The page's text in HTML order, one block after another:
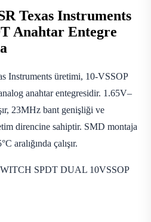
Texas Instruments
Anahtar Entegre
Instruments üretimi, 10-VSSOP
anahtar entegresidir. 1.65V–
23MHz bant genişliği ve
direncine sahiptir. SMD montaja
aralığında çalışır.
SPDT DUAL 10VSSOP